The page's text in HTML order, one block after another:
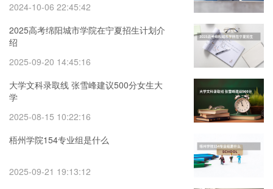
2024-10-06 22:45:42
2025高考绵阳城市学院在宁夏招生计划介
绍
2025-09-20 14:45:16
大学文科录取线 张雪峰建议500分女生大
学
2025-08-15 10:22:16
梧州学院154专业组是什么
2025-09-21 19:13:12